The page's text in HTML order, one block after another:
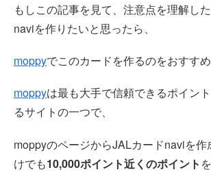
もしこの記事を見て、注意点を理解し
naviを作りたいと思ったら、
moppyでこのカードを作るのをおすすめ
moppyは最も大手で信頼できるポイン
るサイトの一つで、
moppyのページからJALカードnaviを
けでも10,000ポイント近くのポイント